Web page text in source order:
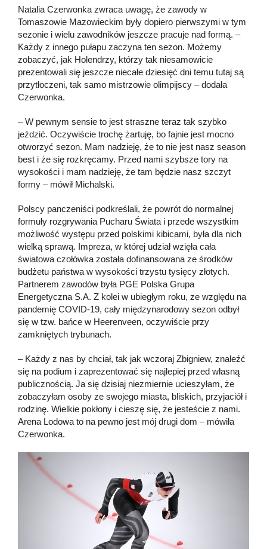
Natalia Czerwonka zwraca uwagę, że zawody w
Tomaszowie Mazowieckim były dopiero pierwszymi w tym
sezonie i wielu zawodników jeszcze pracuje nad formą. –
Każdy z innego pułapu zaczyna ten sezon. Możemy
zobaczyć, jak Holendrzy, którzy tak niesamowicie
prezentowali się jeszcze niecałe dziesięć dni temu tutaj są
przytłoczeni, tak samo mistrzowie olimpijscy – dodała
Czerwonka.
– W pewnym sensie to jest straszne teraz tak szybko
jeździć. Oczywiście trochę żartuję, bo fajnie jest mocno
otworzyć sezon. Mam nadzieję, że to nie jest nasz season
best i że się rozkręcamy. Przed nami szybsze tory na
wysokości i mam nadzieję, że tam będzie nasz szczyt
formy – mówił Michalski.
Polscy panczeniści podkreślali, że powrót do normalnej
formuły rozgrywania Pucharu Świata i przede wszystkim
możliwość występu przed polskimi kibicami, była dla nich
wielką sprawą. Impreza, w której udział wzięła cała
światowa czołówka została dofinansowana ze środków
budżetu państwa w wysokości trzystu tysięcy złotych.
Partnerem zawodów była PGE Polska Grupa
Energetyczna S.A. Z kolei w ubiegłym roku, ze względu na
pandemię COVID-19, cały międzynarodowy sezon odbył
się w tzw. bańce w Heerenveen, oczywiście przy
zamkniętych trybunach.
– Każdy z nas by chciał, tak jak wczoraj Zbigniew, znaleźć
się na podium i zaprezentować się najlepiej przed własną
publicznością. Ja się dzisiaj niezmiernie ucieszyłam, że
zobaczyłam osoby ze swojego miasta, bliskich, przyjaciół i
rodzinę. Wielkie pokłony i cieszę się, że jesteście z nami.
Arena Lodowa to na pewno jest mój drugi dom – mówiła
Czerwonka.